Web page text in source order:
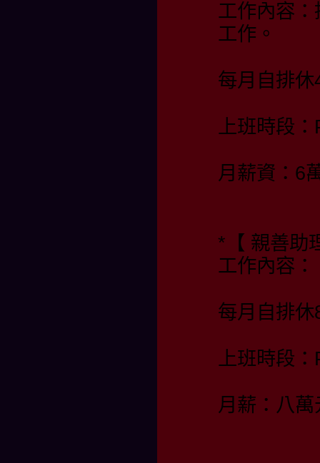
工作內容
工作。
每月自排休
上班時段
月薪資：6
*【 親善助
工作內容
每月自排休
上班時段
月薪：八萬